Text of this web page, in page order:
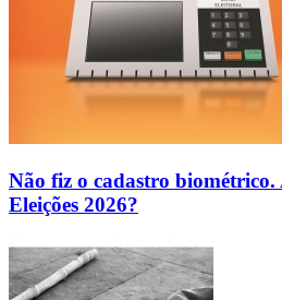
Não fiz o cadastro
Eleições 2026?